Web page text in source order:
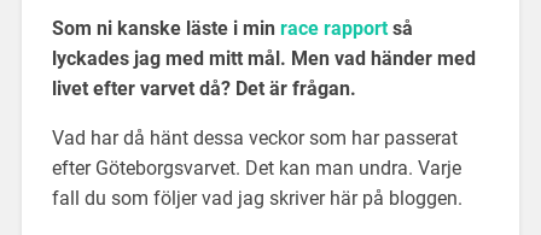
Som ni kanske läste i min race rapportså
lyckades jag med mitt mål. Men vad händer med
livet efter varvet då? Det är frågan.
Vad har då hänt dessa veckor som har passerat
efter Göteborgsvarvet. Det kan man undra. Varje
fall du som följer vad jag skriver här på bloggen.